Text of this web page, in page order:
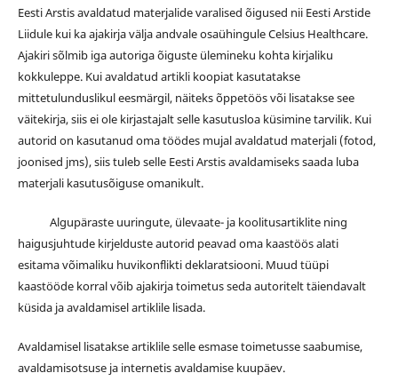
Eesti Arstis avaldatud materjalide varalised õigused nii Eesti Arstide
Liidule kui ka ajakirja välja andvale osaühingule Celsius Healthcare.
Ajakiri sõlmib iga autoriga õiguste ülemineku kohta kirjaliku
kokkuleppe. Kui avaldatud artikli koopiat kasutatakse
mittetulunduslikul eesmärgil, näiteks õppetöös või lisatakse see
väitekirja, siis ei ole kirjastajalt selle kasutusloa küsimine tarvilik. Kui
autorid on kasutanud oma töödes mujal avaldatud materjali (fotod,
joonised jms), siis tuleb selle Eesti Arstis avaldamiseks saada luba
materjali kasutusõiguse omanikult.
Algupäraste uuringute, ülevaate- ja koolitusartiklite ning
haigusjuhtude kirjelduste autorid peavad oma kaastöös alati
esitama võimaliku huvikonflikti deklaratsiooni. Muud tüüpi
kaastööde korral võib ajakirja toimetus seda autoritelt täiendavalt
küsida ja avaldamisel artiklile lisada.
Avaldamisel lisatakse artiklile selle esmase toimetusse saabumise,
avaldamisotsuse ja internetis avaldamise kuupäev.